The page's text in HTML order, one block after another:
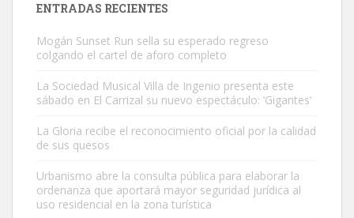
Este gato macho ha aparecido en la calle hace menos de un mes,
Leales.org » Gran Canaria | 9.7.2025
ENTRADAS RECIENTES
Mogán Sunset Run sella su esperado regreso
colgando el cartel de aforo completo
La Sociedad Musical Villa de Ingenio presenta este
sábado en El Carrizal su nuevo espectáculo: ‘Gigantes’
La Gloria recibe el reconocimiento oficial por la calidad
de sus quesos
Urbanismo abre la consulta pública para elaborar la
ordenanza que aportará mayor seguridad jurídica al
uso residencial en la zona turística